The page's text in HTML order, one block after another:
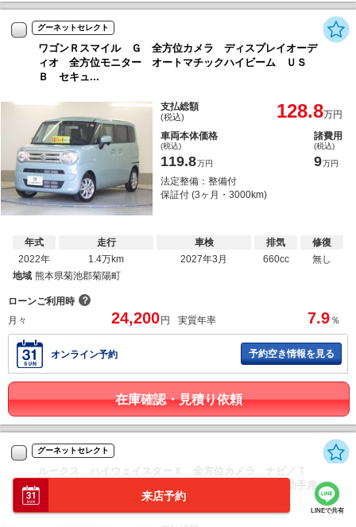
来店予約
LINEで共有
グーネットセレクト
ワゴンＲスマイル Ｇ 全方位カメラ ディスプレイオーデ
ィオ 全方位モニター オートマチックハイビーム ＵＳ
Ｂ セキュ...
支払総額
(税込) 128.8万円
車両本体価格
(税込)
119.8万円
諸費用
(税込)
9万円
法定整備：整備付
保証付 (3ヶ月・3000km)
年式
2022年
走行
1.4万km
車検
2027年3月
排気
660cc
修復
無し
地域 熊本県菊池郡菊陽町
ローンご利用時 ？
月々
24,200 円 実質年率 7.9 ％
オンライン予約 予約空き情報を見る
在庫確認・見積り依頼
グーネットセレクト
ルークス ハイウェイスターＸ 全方位カメラ ナビ／Ｔ
Ｖ アイスト 衝突被害軽減ブレ－キ 電動ミラー 助手席